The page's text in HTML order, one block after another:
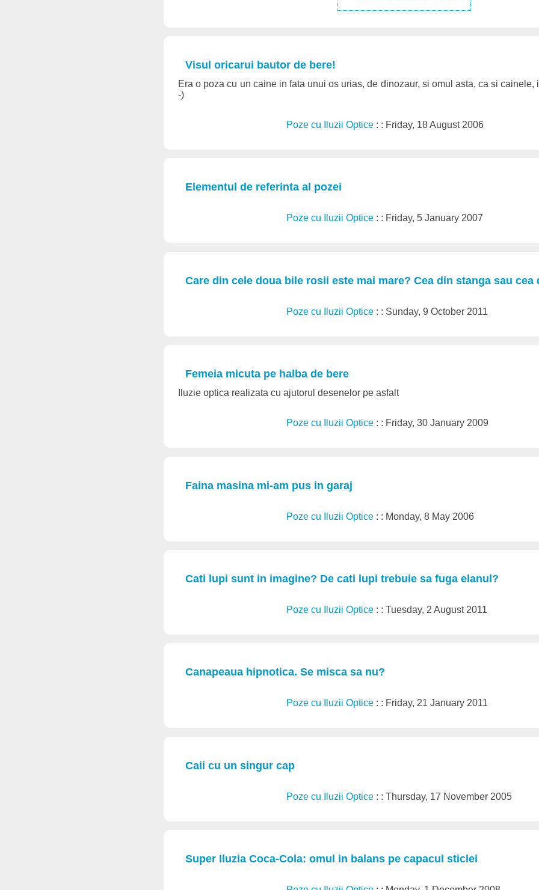
Visul oricarui bautor de bere!
Era o poza cu un caine in fata unui os urias, de dinozaur, si omul asta, ca si
-)
Poze cu Iluzii Optice : : Friday, 18 August 2006
Elementul de referinta al pozei
Poze cu Iluzii Optice : : Friday, 5 January 2007
Care din cele doua bile rosii este mai mare? Cea din stanga sau cea
Poze cu Iluzii Optice : : Sunday, 9 October 2011
Femeia micuta pe halba de bere
Iluzie optica realizata cu ajutorul desenelor pe asfalt
Poze cu Iluzii Optice : : Friday, 30 January 2009
Faina masina mi-am pus in garaj
Poze cu Iluzii Optice : : Monday, 8 May 2006
Cati lupi sunt in imagine? De cati lupi trebuie sa fuga elanul?
Poze cu Iluzii Optice : : Tuesday, 2 August 2011
Canapeaua hipnotica. Se misca sa nu?
Poze cu Iluzii Optice : : Friday, 21 January 2011
Caii cu un singur cap
Poze cu Iluzii Optice : : Thursday, 17 November 2005
Super Iluzia Coca-Cola: omul in balans pe capacul sticlei